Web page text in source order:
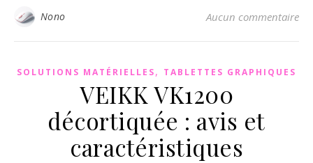
Nono Aucun commentaire
SOLUTIONS MATÉRIELLES, TABLETTES GRAPHIQUES
VEIKK VK1200
décortiquée : avis et
caractéristiques